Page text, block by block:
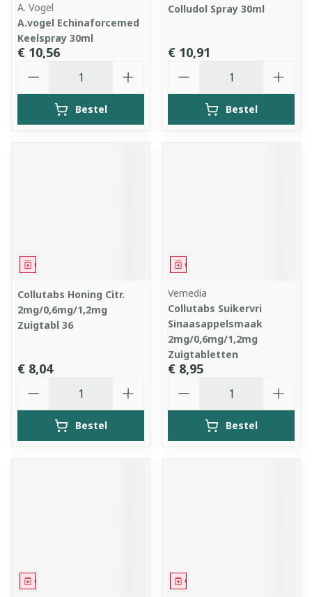
A. Vogel
A.vogel Echinaforcemed
Keelspray 30ml
€ 10,56
Bestel
Colludol Spray 30ml
€ 10,91
Bestel
Geneesmiddel
Collutabs Honing Citr.
2mg/0,6mg/1,2mg
Zuigtabl 36
€ 8,04
Bestel
Geneesmiddel
Vemedia
Collutabs Suikervri
Sinaasappelsmaak
2mg/0,6mg/1,2mg
Zuigtabletten
€ 8,95
Bestel
Geneesmiddel Geneesmiddel